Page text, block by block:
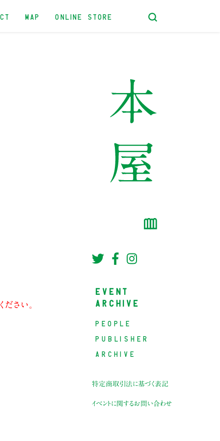
MAP ONLINE STORE
さい。
EVENT
ARCHIVE
PEOPLE
PUBLISHER
ARCHIVE
特定商取引法に基づく表記
イベントに関するお問い合わせ